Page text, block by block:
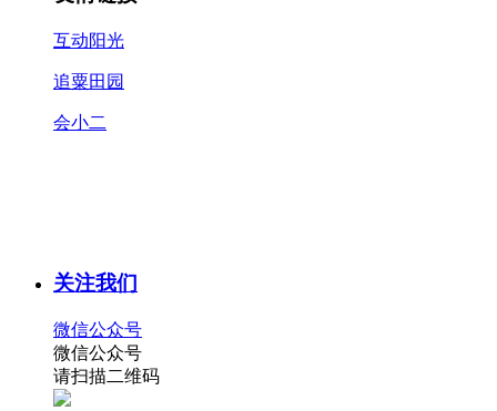
互动阳光
追粟田园
会小二
关注我们
微信公众号
微信公众号
请扫描二维码